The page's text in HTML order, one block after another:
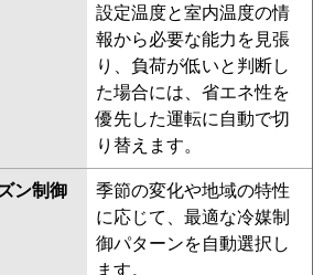
PLZ-ZRMP63ELFV PLZ-
ZRMP63ELFGV PLZ-
ZRMP63EFGV
PLZ-ZRMP63EFR
PLZ-ZRMP63ELFR PLZ-
ZRMP63EFGR PLZ-
ZRMP63ELFGR
RCI-GP63RGH8 RCI-GP63RGH7
RCI-GP63RGH6 RCI-GP63RGH5
RCI-GP63RGH4 RCI-GP63RGH3
設定温度と室内温度の情
報から必要な能力を見張
り、負荷が低いと判断し
た場合には、省エネ性を
優先した運転に自動で切
り替えます。
ン制御
季節の変化や地域の特性
に応じて、最適な冷媒制
御パターンを自動選択し
ます。